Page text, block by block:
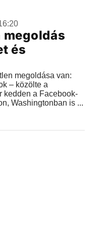
és
megoldása van:
– közölte a
kedden a Facebook-
Washingtonban is ...